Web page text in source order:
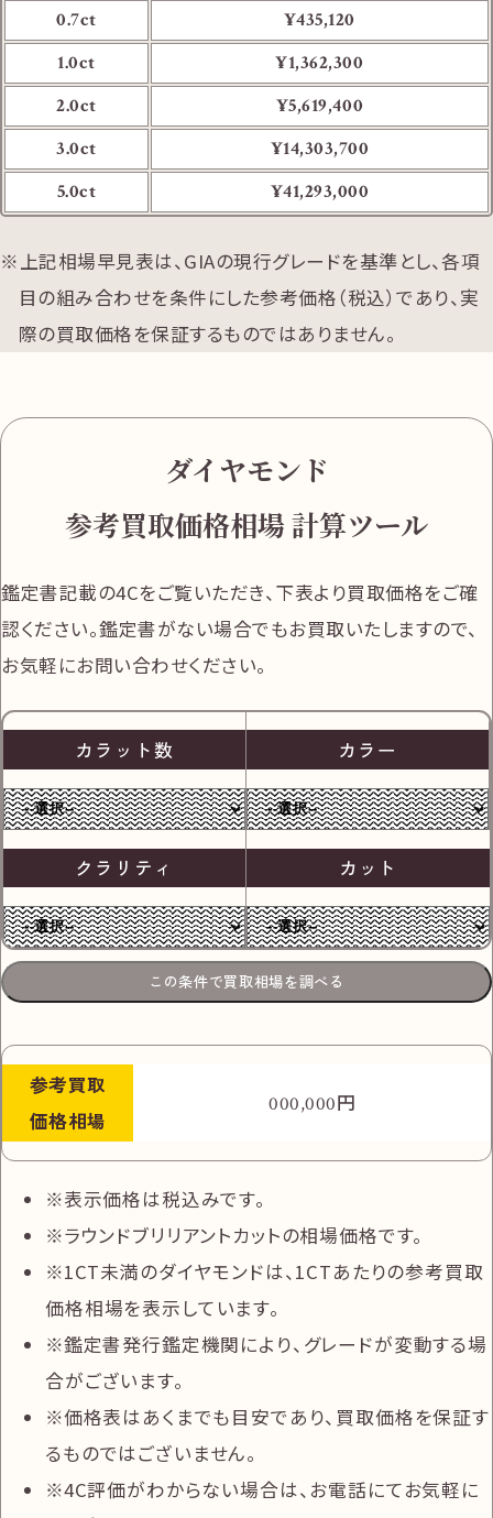
0.7ct
¥435,120
1.0ct
¥1,362,300
2.0ct
¥5,619,400
3.0ct
¥14,303,700
5.0ct
¥41,293,000
上記相場早見表は、GIAの現行グレードを基準とし、各項
目の組み合わせを条件にした参考価格（税込）であり、実
際の買取価格を保証するものではありません。
ダイヤモンド
参考買取価格相場 計算ツール
鑑定書記載の4Cをご覧いただき、下表より買取価格をご確
認ください。鑑定書がない場合でもお買取いたしますので、
お気軽にお問い合わせください。
カラット数 カラー
クラリティ カット
この条件で買取相場を調べる
参考買取
価格相場
000,000円
表示価格は税込みです。
ラウンドブリリアントカットの相場価格です。
1CT未満のダイヤモンドは、1CTあたりの参考買取
価格相場を表示しています。
鑑定書発行鑑定機関により、グレードが変動する場
合がございます。
価格表はあくまでも目安であり、買取価格を保証す
るものではございません。
4C評価がわからない場合は、お電話にてお気軽に